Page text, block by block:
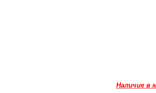
Наличие в